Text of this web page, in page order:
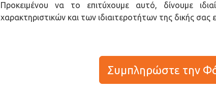
Προκειμένου να το επιτύχουμε αυτό, δίνουμε
χαρακτηριστικών και των ιδιαιτεροτήτων της δικής σας
Συμπληρώστε την